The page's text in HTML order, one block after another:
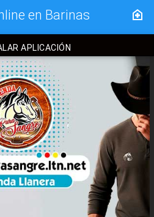
en Barinas
APLICACIÓN